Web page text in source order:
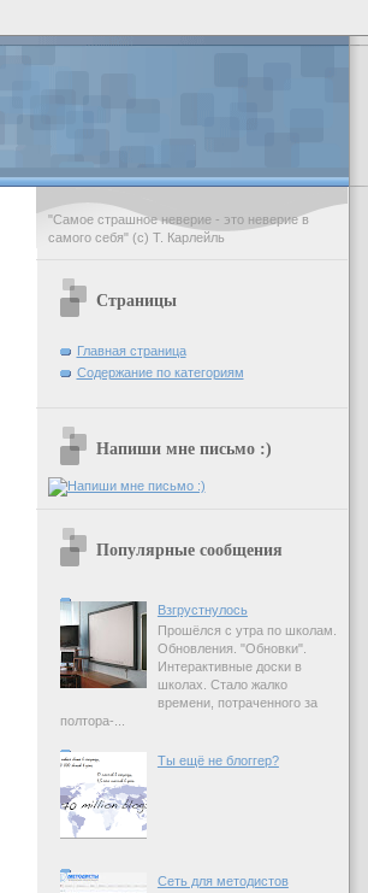
"Самое страшное неверие - это неверие в
самого себя" (с) Т. Карлейль
Страницы
Главная страница
Содержание по категориям
Напиши мне письмо :)
Популярные сообщения
Взгрустнулось
Прошёлся с утра по школам.
Обновления. "Обновки".
Интерактивные доски в
школах. Стало жалко
времени, потраченного за
полтора-...
Ты ещё не блоггер?
Сеть для методистов